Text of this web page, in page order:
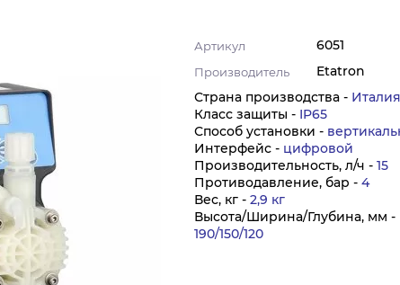
Артикул 6051
Производитель
Etatron
Страна производства - Италия
Класс защиты - IP65
Способ установки -
Интерфейс - цифровой
Производительность, л/ч - 15
Противодавление, бар -4
Вес, кг -2,9 кг
Высота/Ширина/Глубина, мм -
190/150/120